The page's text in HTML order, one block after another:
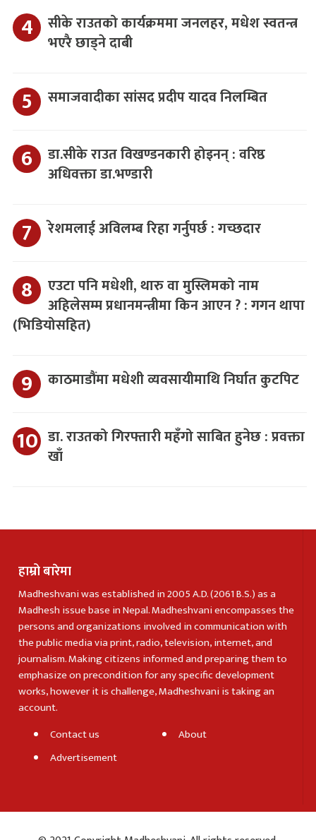
सीके राउतको कार्यक्रममा जनलहर, मधेश स्वतन्त्र
भएरै छाड्ने दाबी
समाजवादीका सांसद प्रदीप यादव निलम्बित
डा.सीके राउत विखण्डनकारी होइनन् : वरिष्ठ
अधिवक्ता डा.भण्डारी
रेशमलाई अविलम्ब रिहा गर्नुपर्छ : गच्छदार
एउटा पनि मधेशी, थारु वा मुस्लिमको नाम
अहिलेसम्म प्रधानमन्त्रीमा किन आएन ? : गगन थापा
(भिडियोसहित)
काठमाडौंमा मधेशी व्यवसायीमाथि निर्घात कुटपिट
डा. राउतको गिरफ्तारी महँगो साबित हुनेछ : प्रवक्ता
खाँ
हाम्रो बारेमा
Madheshvani was established in 2005 A.D. (2061 B.S.) as a
Madhesh issue base in Nepal. Madheshvani encompasses the
persons and organizations involved in communication with
the public media via print, radio, television, internet, and
journalism. Making citizens informed and preparing them to
emphasize on precondition for any specific development
works, however it is challenge, Madheshvani is taking an
account.
Contact us
About
Advertisement